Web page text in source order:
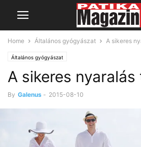
Home Általános gyógyászat A sikeres
Általános gyógyászat
A sikeres nyaralás
By Galenus - 2015-08-10